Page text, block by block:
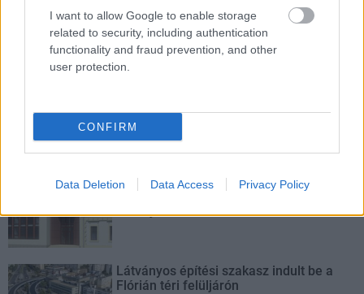
I want to allow Google to enable storage
related to security, including authentication
functionality and fraud prevention, and other
user protection.
CONFIRM
Data Deletion Data Access Privacy Policy
Tizenegy meglévő csomópontot korszerűsít és négy új,
különszintű csomópontot hoz létre az MKIF az M1-es
bővítésénél.
Másfélszeresére bővítik
Hódmezővásárhely jó hírű református
iskoláját
Látványos építési szakasz indult be a
Flórián téri felüljárón